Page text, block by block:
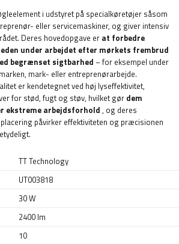
i udstyret på specialkøretøjer såsom
eller servicemaskiner, og giver intensiv
Deres hovedopgave er at forbedre
under arbejdet efter mørkets frembrud
begrænset sigtbarhed – for eksempel under
mark- eller entreprenørarbejde.
er kendetegnet ved høj lyseffektivitet,
for stød, fugt og støv, hvilket gør dem
ekstreme arbejdsforhold , og deres
påvirker effektiviteten og præcisionen
TT Technology
UT003818
30 W
2400 lm
10